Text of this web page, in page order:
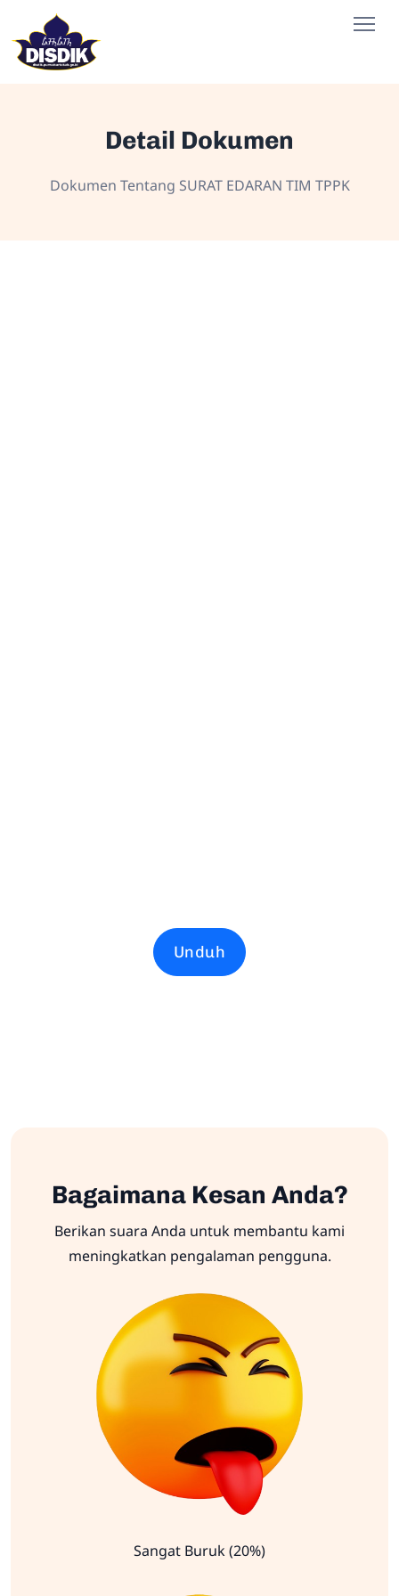
Detail Dokumen
Dokumen Tentang SURAT EDARAN TIM TPPK
Unduh
Bagaimana Kesan Anda?
Berikan suara Anda untuk membantu kami
meningkatkan pengalaman pengguna.
Sangat Buruk (20%)